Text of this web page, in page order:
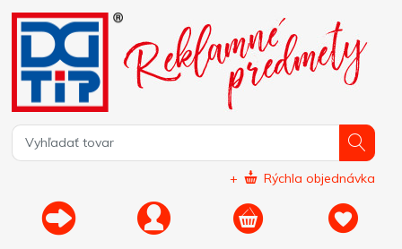
+ Rýchla objednávka